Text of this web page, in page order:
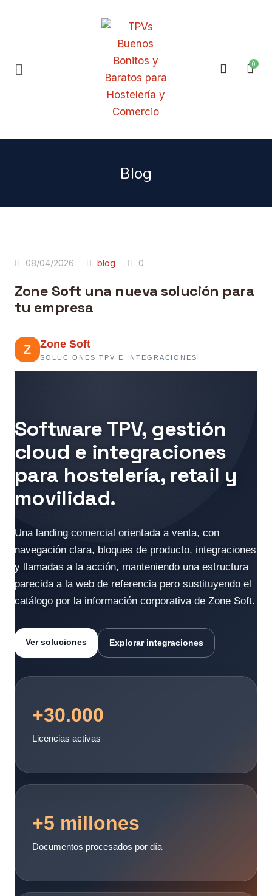
Blog
08/04/2026 blog 0
Zone Soft una nueva solución para
tu empresa
Z Zone Soft
SOLUCIONES TPV E INTEGRACIONES
Software TPV, gestión
cloud e integraciones
para hostelería, retail y
movilidad.
Una landing comercial orientada a venta, con
navegación clara, bloques de producto, integraciones
y llamadas a la acción, manteniendo una estructura
parecida a la web de referencia pero sustituyendo el
catálogo por la información corporativa de Zone Soft.
Ver soluciones Explorar integraciones
+30.000
Licencias activas
+5 millones
Documentos procesados por día